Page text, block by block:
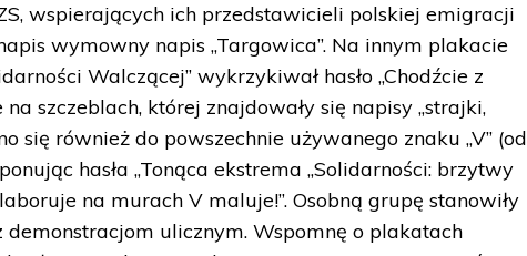
wspierających ich przedstawicieli polskiej emigracji
wymowny napis „Targowica”. Na innym plakacie
Walczącej” wykrzykiwał hasło „Chodźcie z
szczeblach, której znajdowały się napisy „strajki,
się również do powszechnie używanego znaku „V” (od
hasła „Tonąca ekstrema „Solidarności: brzytwy
na murach V maluje!”. Osobną grupę stanowiły
ulicznym. Wspomnę o plakatach